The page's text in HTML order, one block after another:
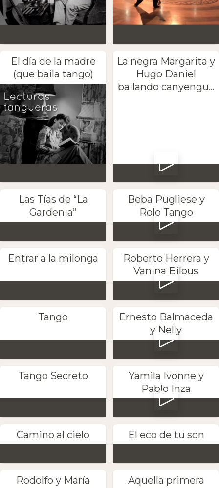
El día de la madre
(que baila tango)
La negra Margarita y
Hugo Daniel
bailando canyengu...
Las Tías de “La
Gardenia”
Beba Pugliese y
Rolo Tango
Entrar a la milonga
Roberto Herrera y
Vanina Bilous
Tango
Ernesto Balmaceda
y Nelly
Tango Secreto
Yamila Ivonne y
Pablo Inza
Camino al cielo El eco de tu son
Rodolfo y María
Aquella primera